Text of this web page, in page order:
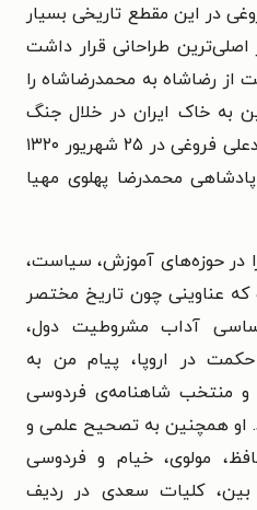
در این مقطع تاریخی بسیار
اصلی‌ترین طراحانی قرار داشت
از رضاشاه به محمدرضاشاه را
به خاک ایران در خلال جنگ
جهانی دوم هدایت کرد. محمدعلی فروغی در ۲۵ شهریور ۱۳۲۰
محمدرضا پهلوی مهیا
در حوزه‌های آموزش، سیاست،
عناوینی چون تاریخ مختصر
آداب مشروطیت دول،
حکمت در اروپا، پیام من به
و منتخب شاهنامه‌ی فردوسی
او همچنین به تصحیح علمی و
مولوی، خیام و فردوسی
کلیات سعدی در ردیف